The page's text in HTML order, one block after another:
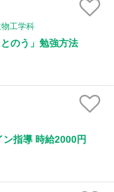
工学科
のう」勉強方法
ン指導 時給2000円